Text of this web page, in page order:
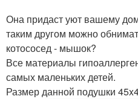
Она придаст уют вашему
таким другом можно
котососед - мышок?
Все материалы
самых маленьких детей.
Размер данной подушки